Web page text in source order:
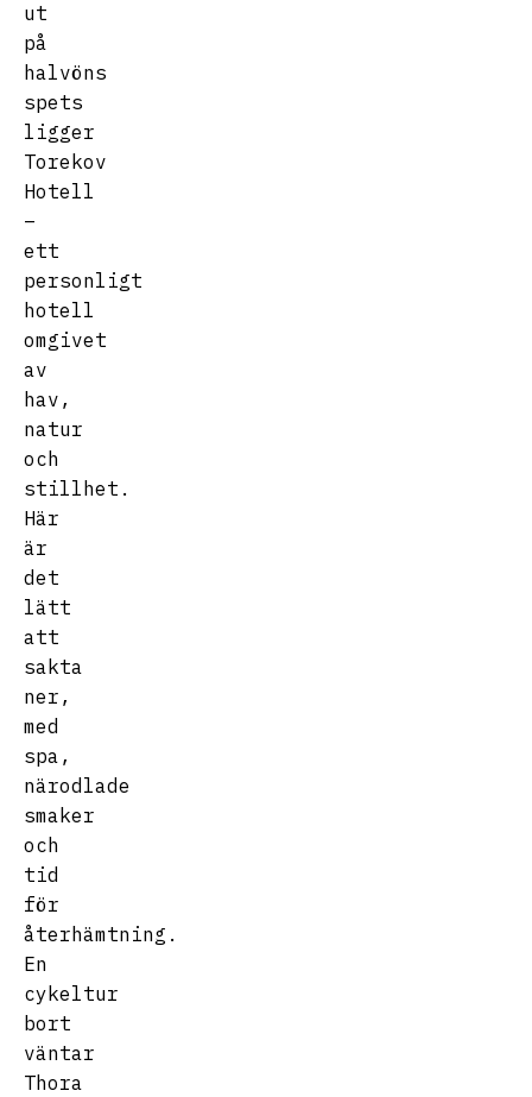
ut
på
halvöns
spets
ligger
Torekov
Hotell
–
ett
personligt
hotell
omgivet
av
hav,
natur
och
stillhet.
Här
är
det
lätt
att
sakta
ner,
med
spa,
närodlade
smaker
och
tid
för
återhämtning.
En
cykeltur
bort
väntar
Thora